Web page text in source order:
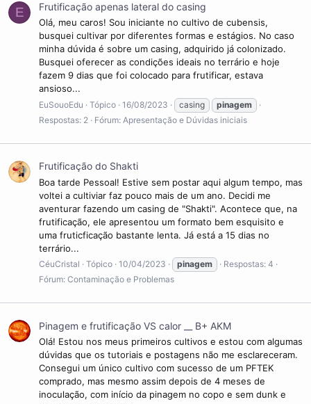
E Frutificação apenas lateral do casing
Olá, meu caros! Sou iniciante no cultivo de cubensis,
busquei cultivar por diferentes formas e estágios. No caso
minha dúvida é sobre um casing, adquirido já colonizado.
Busquei oferecer as condições ideais no terrário e hoje
fazem 9 dias que foi colocado para frutificar, estava
ansioso...
EuSouoEdu Tópico 16/08/2023 casing
pinagem
Respostas: 2
Fórum: Apresentação e Dúvidas iniciais
Frutificação do Shakti
Boa tarde Pessoal! Estive sem postar aqui algum tempo, mas
voltei a cultiviar faz pouco mais de um ano. Decidi me
aventurar fazendo um casing de "Shakti". Acontece que, na
frutificação, ele apresentou um formato bem esquisito e
uma fruticficação bastante lenta. Já está a 15 dias no
terrário...
CéuCristal Tópico 10/04/2023 pinagem
Respostas: 4
Fórum: Contaminação e Problemas
Pinagem e frutificação VS calor __ B+ AKM
Olá! Estou nos meus primeiros cultivos e estou com algumas
dúvidas que os tutoriais e postagens não me esclareceram.
Consegui um único cultivo com sucesso de um PFTEK
comprado, mas mesmo assim depois de 4 meses de
inoculação, com início da pinagem no copo e sem dunk e